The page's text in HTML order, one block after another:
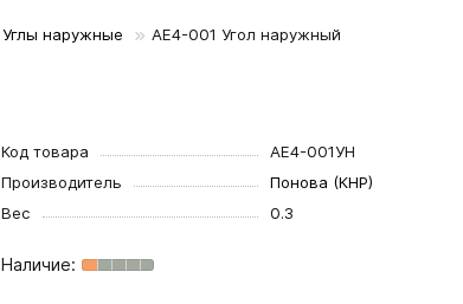
Углы наружные AE4-001 Угол наружный
Код товара
AE4-001УН
Производитель
Понова (КНР)
Вес
0.3